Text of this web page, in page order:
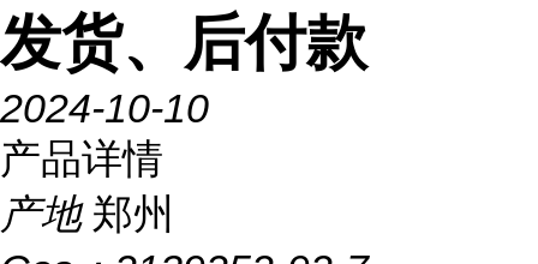
发货、后付款
2024-10-10
产品详情
产地 郑州